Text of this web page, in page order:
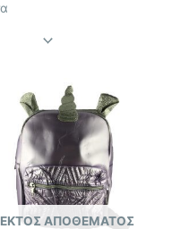
ΕΚΤΌΣ ΑΠΟΘΈΜΑΤΟΣ